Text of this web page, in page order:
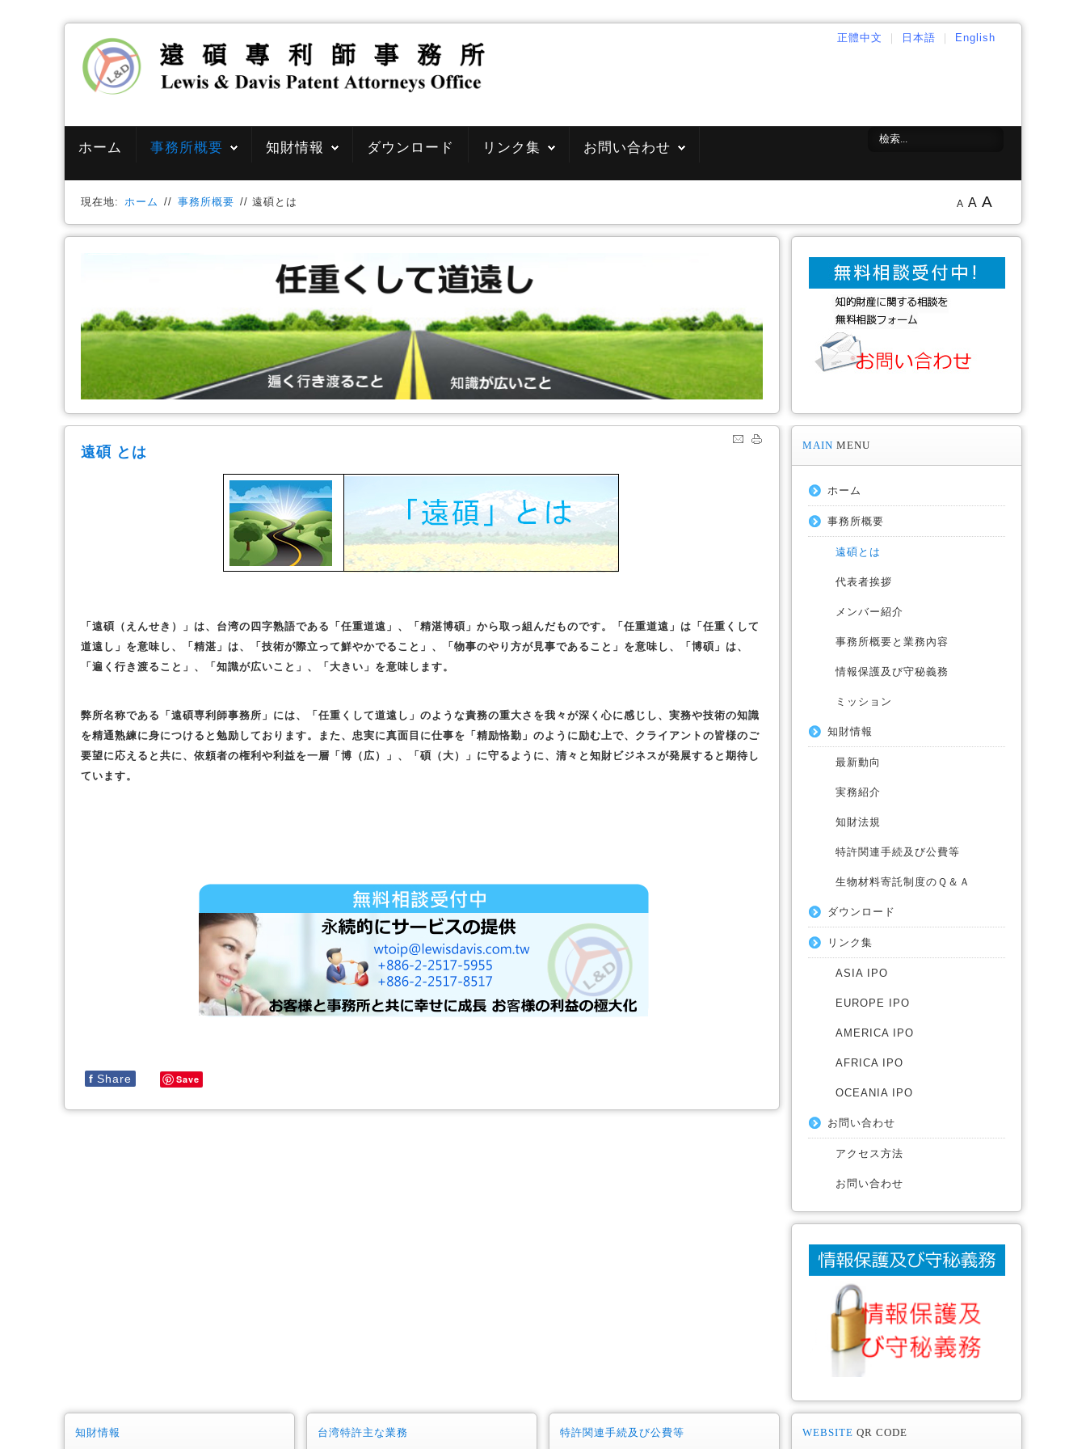
正體中文 日本語 English
ホーム 事務所概要 知財情報 ダウンロード リンク集 お問い合わせ
現在地: ホーム // 事務所概要 // 遠碩とは A A A
遠碩 とは
「遠碩（えんせき）」は、台湾の四字熟語である「任重道遠」、「精湛博碩」から取っ組んだものです。「任重道遠」は「任重くして
道遠し」を意味し、「精湛」は、「技術が際立って鮮やかでること」、「物事のやり方が見事であること」を意味し、「博碩」は、
「遍く行き渡ること」、「知識が広いこと」、「大きい」を意味します。
弊所名称である「遠碩専利師事務所」には、「任重くして道遠し」のような責務の重大さを我々が深く心に感じし、実務や技術の知識
を精通熟練に身につけると勉励しております。また、忠実に真面目に仕事を「精励恪勤」のように励む上で、クライアントの皆様のご
要望に応えると共に、依頼者の権利や利益を一層「博（広）」、「碩（大）」に守るように、清々と知財ビジネスが発展すると期待し
ています。
f Share Save
MAIN MENU
ホーム
事務所概要
遠碩とは
代表者挨拶
メンバー紹介
事務所概要と業務內容
情報保護及び守秘義務
ミッション
知財情報
最新動向
実務紹介
知財法規
特許関連手続及び公費等
​生物材料寄託制度のＱ​＆Ａ
ダウンロード
リンク集
ASIA IPO
EUROPE IPO
AMERICA IPO
AFRICA IPO
OCEANIA IPO
お問い合わせ
アクセス方法
お問い合わせ
知財情報 台湾特許主な業務 特許関連手続及び公費等 WEBSITE QR CODE